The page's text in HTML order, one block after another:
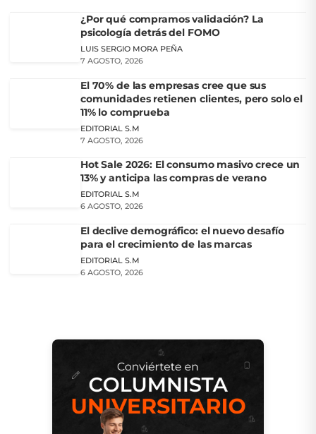
¿Por qué compramos validación? La
psicología detrás del FOMO
LUIS SERGIO MORA PEÑA
7 AGOSTO, 2026
El 70% de las empresas cree que sus
comunidades retienen clientes, pero solo el
11% lo comprueba
EDITORIAL S.M
7 AGOSTO, 2026
Hot Sale 2026: El consumo masivo crece un
13% y anticipa las compras de verano
EDITORIAL S.M
6 AGOSTO, 2026
El declive demográfico: el nuevo desafío
para el crecimiento de las marcas
EDITORIAL S.M
6 AGOSTO, 2026